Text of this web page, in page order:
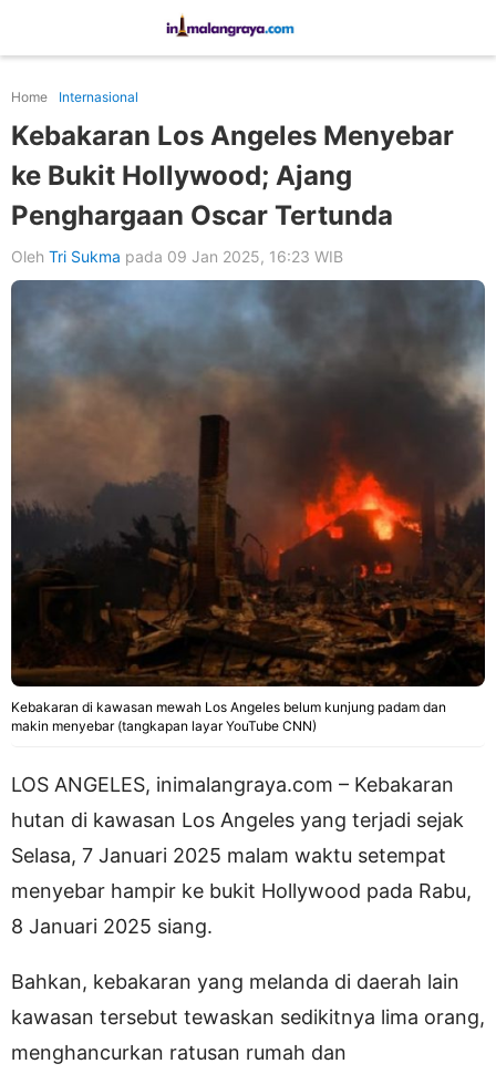
Home Internasional
Kebakaran Los Angeles Menyebar
ke Bukit Hollywood; Ajang
Penghargaan Oscar Tertunda
Oleh Tri Sukma pada 09 Jan 2025, 16:23 WIB
Kebakaran di kawasan mewah Los Angeles belum kunjung padam dan
makin menyebar (tangkapan layar YouTube CNN)
LOS ANGELES, inimalangraya.com – Kebakaran
hutan di kawasan Los Angeles yang terjadi sejak
Selasa, 7 Januari 2025 malam waktu setempat
menyebar hampir ke bukit Hollywood pada Rabu,
8 Januari 2025 siang.
Bahkan, kebakaran yang melanda di daerah lain
kawasan tersebut tewaskan sedikitnya lima orang,
menghancurkan ratusan rumah dan